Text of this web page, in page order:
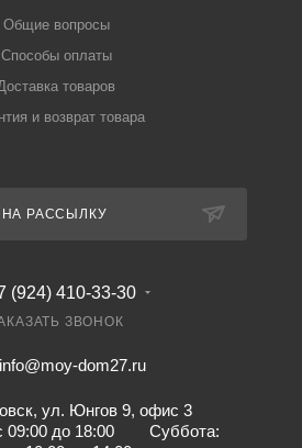
Общие вопросы
Способы оплаты
товаров
и возврат товара
РАССЫЛКУ
(924) 410-33-30
ЗВОНОК
info@moy-dom27.ru
ул. Юнгов 9, офис 3
09:00 до 18:00 Суббота: